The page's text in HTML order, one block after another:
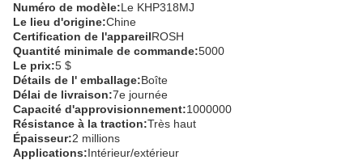
Numéro de modèle:Le KHP318MJ
Le lieu d'origine:Chine
Certification de l'appareilROSH
Quantité minimale de commande:5000
Le prix:5 $
Détails de l' emballage:Boîte
Délai de livraison:7e journée
Capacité d'approvisionnement:1000000
Résistance à la traction:Très haut
Épaisseur:2 millions
Applications:Intérieur/extérieur